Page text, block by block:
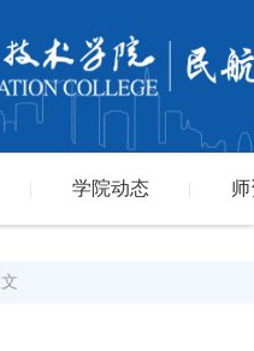
学院动态